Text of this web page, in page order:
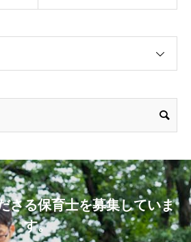
さる保育士を募集していま
す。